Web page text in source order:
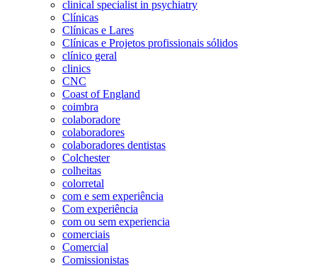
clinical specialist in psychiatry
Clínicas
Clínicas e Lares
Clínicas e Projetos profissionais sólidos
clínico geral
clinics
CNC
Coast of England
coimbra
colaboradore
colaboradores
colaboradores dentistas
Colchester
colheitas
colorretal
com e sem experiência
Com experiência
com ou sem experiencia
comerciais
Comercial
Comissionistas